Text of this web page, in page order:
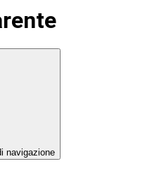
navigazione